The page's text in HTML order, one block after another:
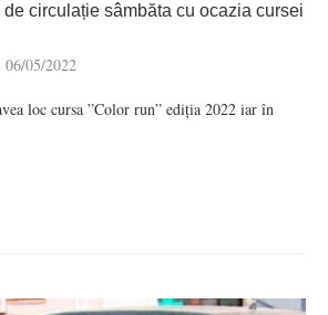
circulație sâmbăta cu ocazia cursei
06/05/2022
loc cursa ”Color run” ediția 2022 iar în